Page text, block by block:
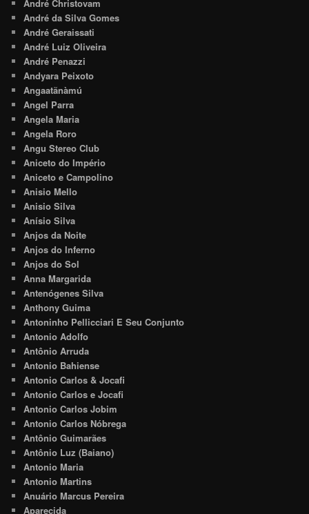
André Christovam
André da Silva Gomes
André Geraissati
André Luiz Oliveira
André Penazzi
Andyara Peixoto
Angaatãnàmú
Angel Parra
Angela Maria
Angela Roro
Angu Stereo Club
Aniceto do Império
Aniceto e Campolino
Anisio Mello
Anisio Silva
Anísio Silva
Anjos da Noite
Anjos do Inferno
Anjos do Sol
Anna Margarida
Antenógenes Silva
Anthony Guima
Antoninho Pellicciari E Seu Conjunto
Antonio Adolfo
Antônio Arruda
Antonio Bahiense
Antonio Carlos & Jocafi
Antonio Carlos e Jocafi
Antonio Carlos Jobim
Antonio Carlos Nóbrega
Antônio Guimarães
Antônio Luz (Baiano)
Antonio Maria
Antonio Martins
Anuário Marcus Pereira
Aparecida